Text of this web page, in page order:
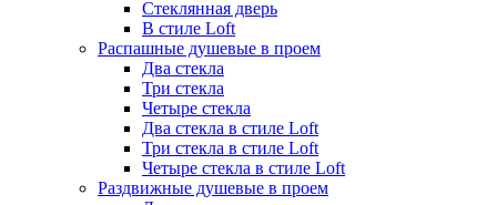
Стеклянная дверь
В стиле Loft
Распашные душевые в проем
Два стекла
Три стекла
Четыре стекла
Два стекла в стиле Loft
Три стекла в стиле Loft
Четыре стекла в стиле Loft
Раздвижные душевые в проем